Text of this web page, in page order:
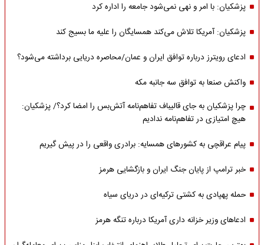
پزشکیان: با امر و نهی نمی‌شود جامعه را اداره کرد
پزشکیان: آمریکا تلاش می‌کند همسایگان را علیه ما بسیج کند
ادعای رویترز درباره توافق ایران و عمان/محاصره دریایی برداشته می‌شود؟
واکنش صنعا به توافق سه جانبه مکه
چرا پزشکیان به جای قالیباف تفاهم‌نامه آتش‌بس را امضا کرد؟/ پزشکیان:
هیچ امتیازی در تفاهم‌نامه ندادیم
پیام عراقچی به کشورهای همسایه: برادری واقعی را در پیش گیریم
خبر ترامپ از پایان جنگ ایران و بازگشایی هرمز
حمله پهپادی به کشتی ترکیه‌ای در دریای سیاه
ادعاهای وزیر خزانه داری آمریکا درباره تنگه هرمز